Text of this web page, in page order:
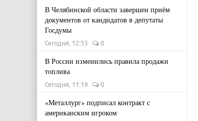
В Челябинской области завершен приём
документов от кандидатов в депутаты
Госдумы
Сегодня, 12:53 0
В России изменились правила продажи
топлива
Сегодня, 11:19 0
«Металлург» подписал контракт с
американским игроком